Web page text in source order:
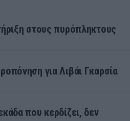
στους πυρόπληκτους
για Λιβάι Γκαρσία
που κερδίζει, δεν